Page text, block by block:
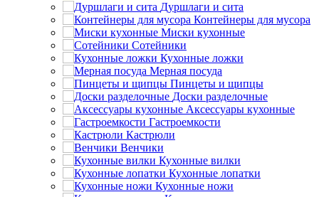
Дуршлаги и сита
Контейнеры для мусора
Миски кухонные
Сотейники
Кухонные ложки
Мерная посуда
Пинцеты и щипцы
Доски разделочные
Аксессуары кухонные
Гастроемкости
Кастрюли
Венчики
Кухонные вилки
Кухонные лопатки
Кухонные ножи